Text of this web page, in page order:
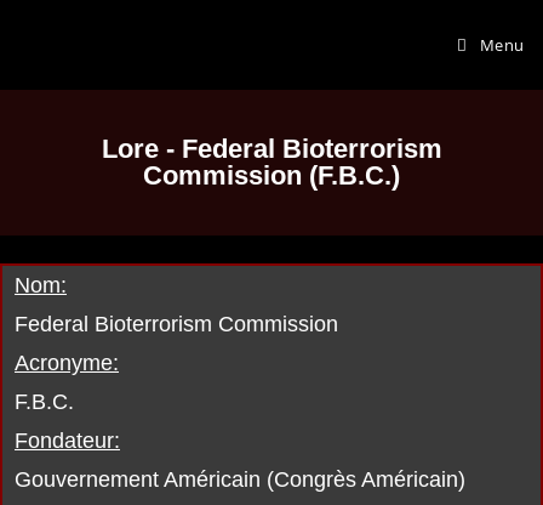
Menu
Lore - Federal Bioterrorism
Commission (F.B.C.)
Nom:
Federal Bioterrorism Commission
Acronyme:
F.B.C.
Fondateur:
Gouvernement Américain (Congrès Américain)